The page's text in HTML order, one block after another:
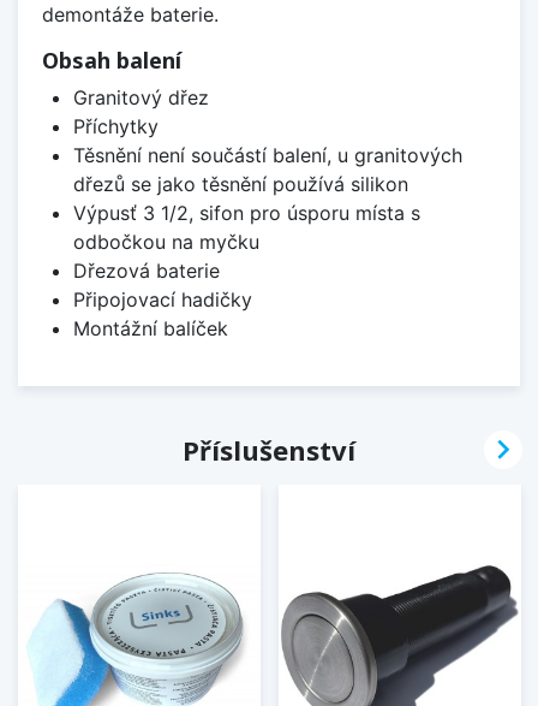
demontáže baterie.
Obsah balení
Granitový dřez
Příchytky
Těsnění není součástí balení, u granitových
dřezů se jako těsnění používá silikon
Výpusť 3 1/2, sifon pro úsporu místa s
odbočkou na myčku
Dřezová baterie
Připojovací hadičky
Montážní balíček
Příslušenství 